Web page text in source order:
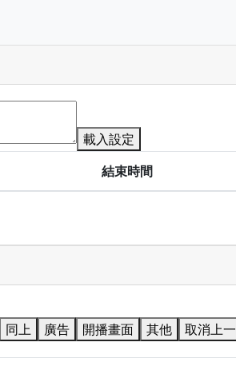
載入設定
結束時間
同上 廣告 開播畫面 其他 取消上